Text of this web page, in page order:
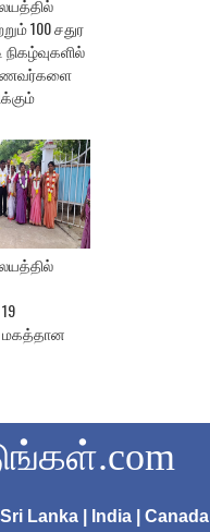
100 சதுர
மகத்தான
| Sri Lanka | India | Canada